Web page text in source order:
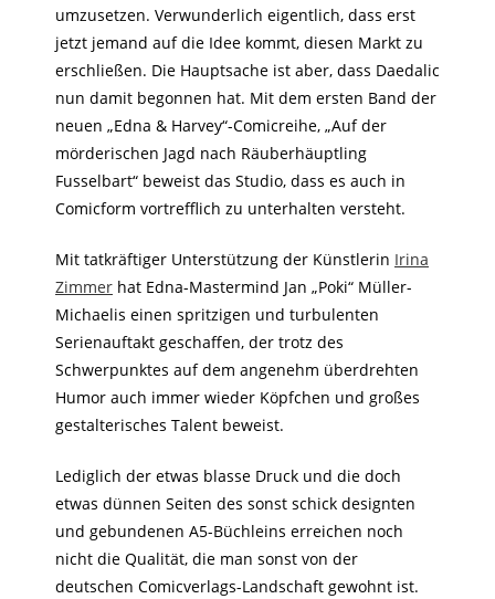
umzusetzen. Verwunderlich eigentlich, dass erst
jetzt jemand auf die Idee kommt, diesen Markt zu
erschließen. Die Hauptsache ist aber, dass Daedalic
nun damit begonnen hat. Mit dem ersten Band der
neuen „Edna & Harvey“-Comicreihe, „Auf der
mörderischen Jagd nach Räuberhäuptling
Fusselbart“ beweist das Studio, dass es auch in
Comicform vortrefflich zu unterhalten versteht.
Mit tatkräftiger Unterstützung der Künstlerin Irina
Zimmer hat Edna-Mastermind Jan „Poki“ Müller-
Michaelis einen spritzigen und turbulenten
Serienauftakt geschaffen, der trotz des
Schwerpunktes auf dem angenehm überdrehten
Humor auch immer wieder Köpfchen und großes
gestalterisches Talent beweist.
Lediglich der etwas blasse Druck und die doch
etwas dünnen Seiten des sonst schick designten
und gebundenen A5-Büchleins erreichen noch
nicht die Qualität, die man sonst von der
deutschen Comicverlags-Landschaft gewohnt ist.